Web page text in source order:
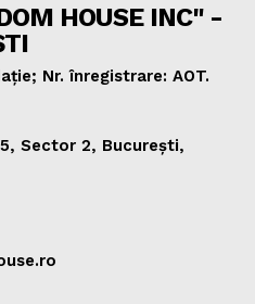
HOUSE INC" -
Nr. înregistrare: AOT.
Sector 2, București,